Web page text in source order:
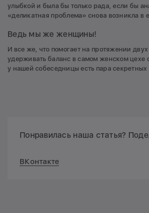
улыбкой и была бы только рада, если бы
«деликатная проблема» снова возникла в
Ведь мы же женщины!
И все же, что помогает на протяжении двух
удерживать баланс в самом женском цехе
у нашей собеседницы есть пара
Понравилась наша статья?
ВКонтакте